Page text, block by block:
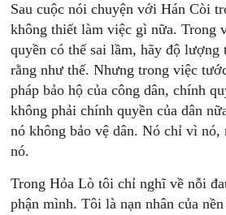
Sau cuộc nói chuyện với Hán Còi
không thiết làm việc gì nữa. Trong
quyền có thể sai lầm, hãy độ lượng
rằng như thế. Nhưng trong việc
pháp bảo hộ của công dân, chính
không phải chính quyền của dân
nó không bảo vệ dân. Nó chỉ vì nó,
nó.
Trong Hỏa Lò tôi chỉ nghĩ về nỗi
phận mình. Tôi là nạn nhân của